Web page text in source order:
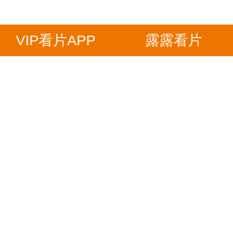
VIP看片APP 露露看片